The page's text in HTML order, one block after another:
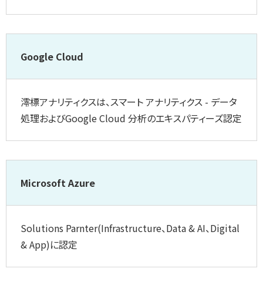
Google Cloud
澪標アナリティクスは、スマート アナリティクス - データ
処理およびGoogle Cloud 分析のエキスパティーズ認定
Microsoft Azure
Solutions Parnter(Infrastructure、Data & AI、Digital
& App)に認定